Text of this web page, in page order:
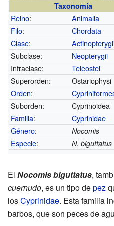
Taxonomía
Reino:
Animalia
Filo:
Chordata
Clase:
Actinopterygii
Subclase:
Neopterygii
Infraclase:
Teleostei
Superorden:
Ostariophysi
Orden:
Suborden:
Cyprinoidea
Familia:
Cyprinidae
Género: Nocomis
Especie: N. biguttatus
El Nocomis biguttatus,
cuernudo, es un tipo depez
losCyprinidae. Esta familia
barbos, que son peces de